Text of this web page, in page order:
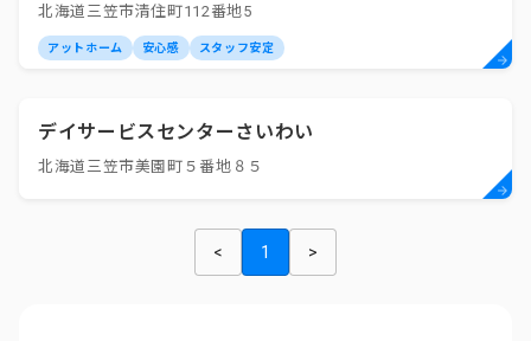
北海道三笠市清住町112番地5
アットホーム 安心感 スタッフ安定
デイサービスセンターさいわい
北海道三笠市美園町５番地８５
< 1 >